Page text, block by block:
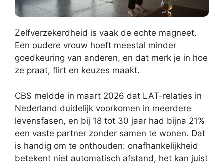
Zelfverzekerdheid is vaak de echte magneet.
Een oudere vrouw hoeft meestal minder
goedkeuring van anderen, en dat merk je in hoe
ze praat, flirt en keuzes maakt.
CBS meldde in maart 2026 dat LAT-relaties in
Nederland duidelijk voorkomen in meerdere
levensfasen, en bij 18 tot 30 jaar had bijna 21%
een vaste partner zonder samen te wonen. Dat
is handig om te onthouden: onafhankelijkheid
betekent niet automatisch afstand, het kan juist